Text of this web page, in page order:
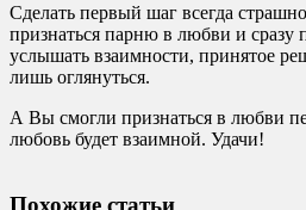
Сделать первый шаг всегда
признаться парню в любви и сразу
услышать взаимности, принятое
лишь оглянуться.
А Вы смогли признаться в любви
любовь будет взаимной. Удачи!
Похожие статьи